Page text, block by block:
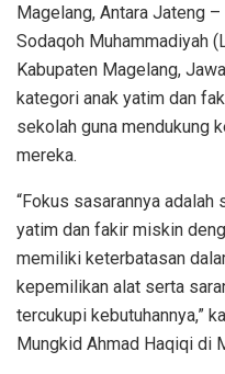
Magelang, Antara Jateng
Sodaqoh Muhammadiyah
Kabupaten Magelang,
kategori anak yatim dan
sekolah guna mendukung
mereka.
“Fokus sasarannya
yatim dan fakir miskin
memiliki keterbatasan
kepemilikan alat serta
tercukupi kebutuhannya,”
Mungkid Ahmad Haqiqi di